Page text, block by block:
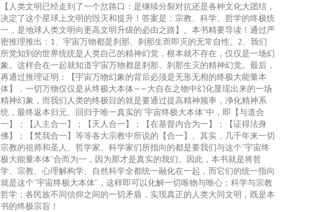
【人类文明已经走到了一个岔路口：是继续分裂对抗还是各种文化大团结，
决定了这个星球上文明的毁灭和提升！答案是：宗教、科学、哲学的终极统
一，是地球人类文明向更高文明升级的必由之路】。本书精要导读！通过严
密推理推出：1、宇宙万物都是刹那、刹那生而即灭的无常自性。2、我们
所觉知到的世界统统是人类自己的精神幻觉，根本就不存在，仅仅是一场幻
象。这样合在一起就知道宇宙万物都是刹那、刹那生灭的精神幻觉。最后，
再通过推理证明：【宇宙万物幻象的背后必须是无形无相的终极大能量本
体】，一切万物仅仅是从终极大本体——大自在之物中幻化显现出来的一场
精神幻象，而我们人类的终极目的就是要通过提高精神频率，净化精神系
统，最终返本归元、回归于唯一真实的“宇宙终极大本体”中，即【与道合
一】；【人主合一】；【天人合一】；【在基督内合为一】；【证得法身
佛】；【梵我合一】等等各大宗教中所说的【合一】。其实，几千年来一切
宗教的祖师和圣人、哲学家、科学家们所指向的都是要我们与这个“宇宙终
极大能量本体”合而为一，因为那才是真实的我们。因此，本书就是将哲
学、宗教、心理解构学、自然科学全都统一融化在一起，而它们的统一指向
就是这个“宇宙终极大本体”，这样即可以化解一切唯物与唯心；科学与宗教
哲学；各民族不同信仰之间的一切矛盾，实现真正的人类大同文明，既是本
书的终极宗旨！